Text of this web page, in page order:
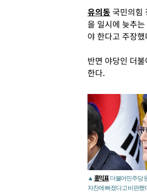
유의동 국민의힘
을 일시에 늦추
야 한다고 주장
반면 야당인 더
한다.
▲ 홍익표더불어민주당
자찬에 빠졌다고 비판했